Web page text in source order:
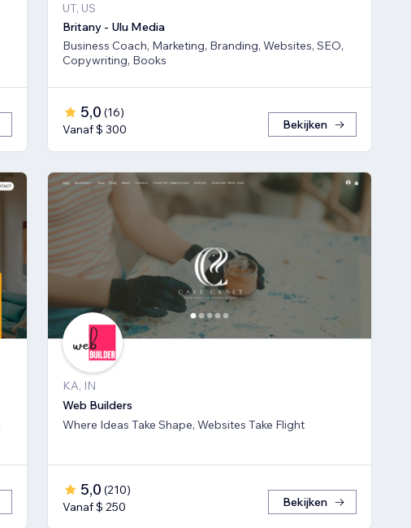
UT, US
Britany - Ulu Media
Business Coach, Marketing, Branding, Websites, SEO,
Copywriting, Books
5,0 (16)
Vanaf $ 300
Bekijken
KA, IN
Web Builders
Where Ideas Take Shape, Websites Take Flight
5,0 (210)
Vanaf $ 250
Bekijken